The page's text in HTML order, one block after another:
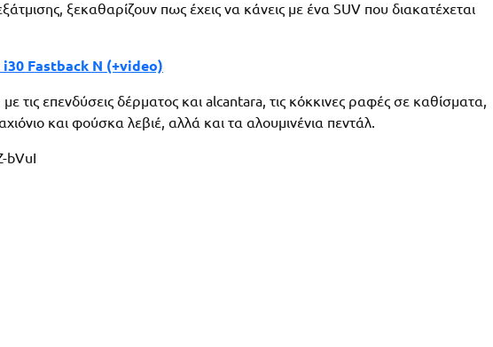
ξεκαθαρίζουν πως έχεις να κάνεις με ένα SUV που διακατέχεται
Fastback N (+video)
τις επενδύσεις δέρματος και alcantara, τις κόκκινες ραφές σε καθίσματα,
και φούσκα λεβιέ, αλλά και τα αλουμινένια πεντάλ.
bVuI